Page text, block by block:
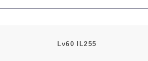
Lv60 IL255